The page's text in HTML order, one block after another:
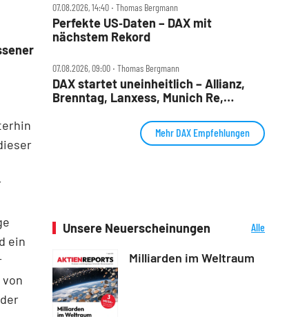
ein
07.08.2026, 14:40 ‧ Thomas Bergmann
Perfekte US‑Daten – DAX mit
nächstem Rekord
07.08.2026, 09:00 ‧ Thomas Bergmann
DAX startet uneinheitlich – Allianz,
Brenntag, Lanxess, Munich Re,
Mehr DAX Empfehlungen
Unsere Neuerscheinungen
Alle
Milliarden im Weltraum